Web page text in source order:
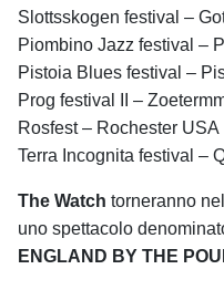
Slottsskogen festival –
Piombino Jazz festival –
Pistoia Blues festival –
Prog festival II –
Rosfest – Rochester USA
Terra Incognita festival –
The Watch torneranno
uno spettacolo
ENGLAND BY THE